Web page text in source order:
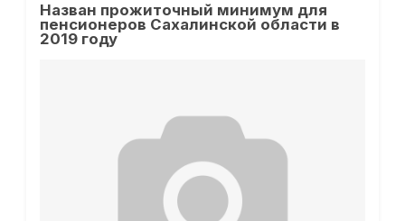
Назван прожиточный минимум для
пенсионеров Сахалинской области в
2019 году